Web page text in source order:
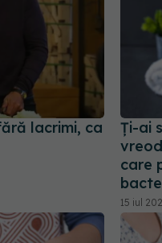
lacrimi, ca
Ți-ai
care
15 iul